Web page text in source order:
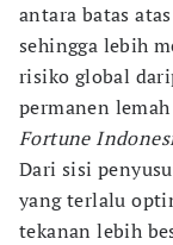
antara batas atas
sehingga lebih
risiko global
permanen
Fortune
Dari sisi
yang terlalu
tekanan lebih